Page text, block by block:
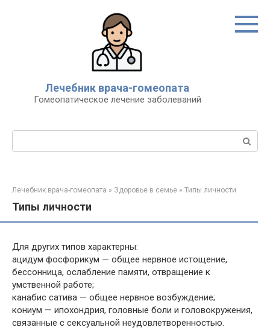
Лечебник врача-гомеопата
Гомеопатическое лечение заболеваний
Поиск:
Лечебник врача-гомеопата » Здоровье в семье » Типы личности
Типы личности
Для других типов характерны:
ацидум фосфорикум — общее нервное истощение,
бессонница, ослабление памяти, отвращение к
умственной работе;
канабис сатива — общее нервное возбуждение;
кониум — ипохондрия, головные боли и головокружения,
связанные с сексуальной неудовлетворенностью.